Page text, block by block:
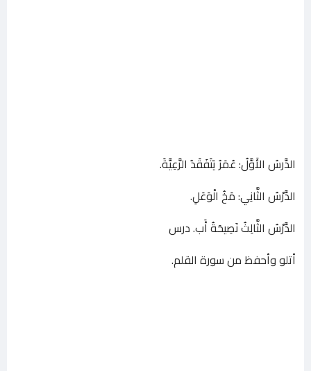
الدَّرسُ الأَوَّلُ: عُمَرُ يَتَفَقَدُ الرَّعِيَّةَ.
الدَّرْسُ الثَّانِي: مَخُ الْوَعَلِ.
الدَّرْسُ الثَّالِثُ نَصِيحَةُ أَب. درس
أتلو وأحفظ من سورة القلم.